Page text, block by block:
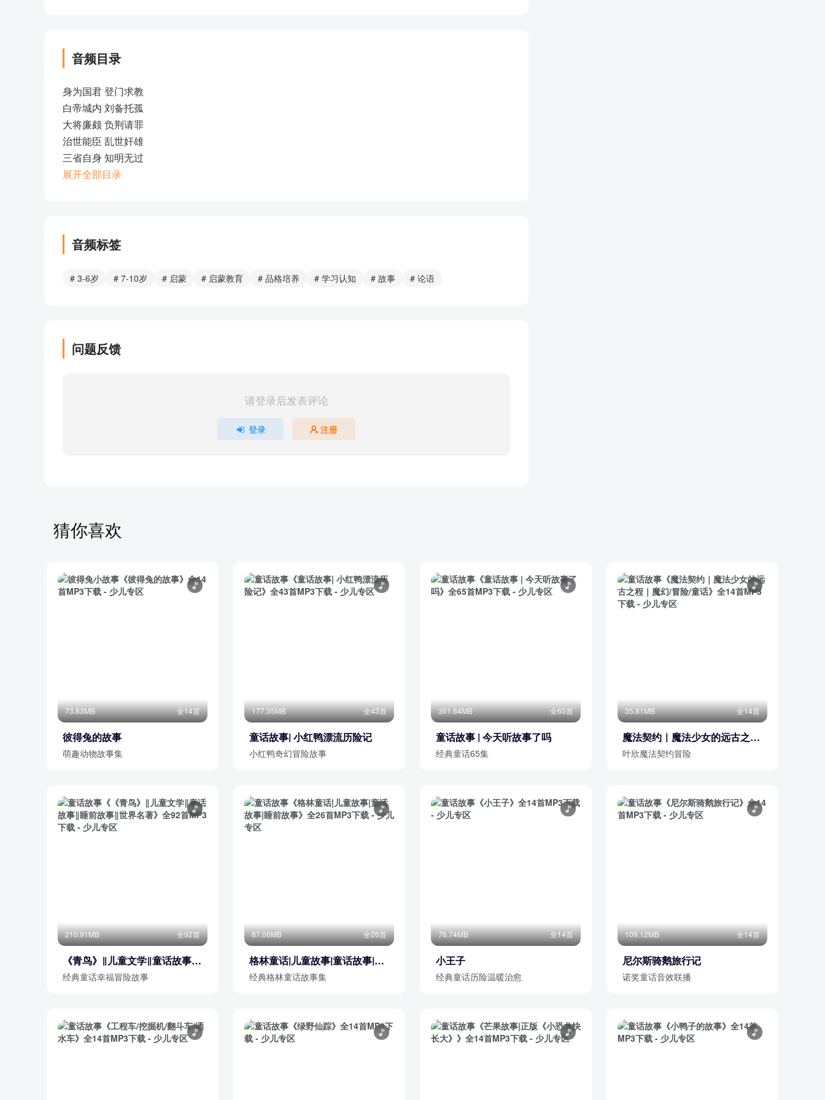
音频目录
身为国君 登门求教
白帝城内 刘备托孤
大将廉颇 负荆请罪
治世能臣 乱世奸雄
三省自身 知明无过
著名诗人 原是盲童
敏而好学 学无止境
范镇勤学好问
两童辩日
展开全部目录
音频标签
# 3-6岁 # 7-10岁 # 启蒙 # 启蒙教育 # 品格培养 # 学习认知 # 故事 # 论语
问题反馈
请登录后发表评论
登录 注册
猜你喜欢
73.83MB 全14首
彼得兔的故事
萌趣动物故事集
177.35MB 全43首
童话故事| 小红鸭漂流历险记
小红鸭奇幻冒险故事
361.64MB 全65首
童话故事 | 今天听故事了吗
经典童话65集
35.81MB 全14首
魔法契约｜魔法少女的远古之程
｜魔幻/冒险/童话
叶欣魔法契约冒险
210.91MB 全92首
《青鸟》‖儿童文学‖童话故事‖
睡前故事‖世界名著
经典童话幸福冒险故事
87.06MB 全26首
格林童话|儿童故事|童话故事|睡
前故事
经典格林童话故事集
76.74MB 全14首
小王子
经典童话历险温暖治愈
109.12MB 全14首
尼尔斯骑鹅旅行记
诺奖童话音效联播